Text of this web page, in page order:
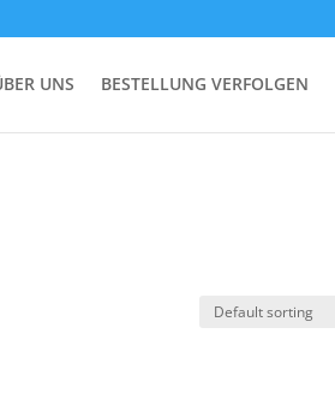
UNS BESTELLUNG VERFOLGEN